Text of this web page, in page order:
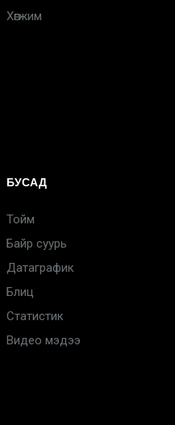
Хөгжим
БУСАД
Тойм
Байр суурь
Датаграфик
Блиц
Статистик
Видео мэдээ